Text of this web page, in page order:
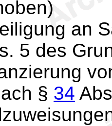
an
5 des
§ 34